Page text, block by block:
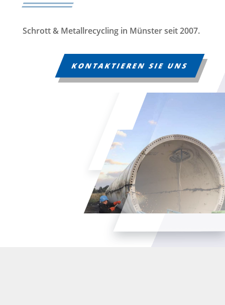
Schrott & Metallrecycling in Münster seit 2007.
KONTAKTIEREN SIE UNS